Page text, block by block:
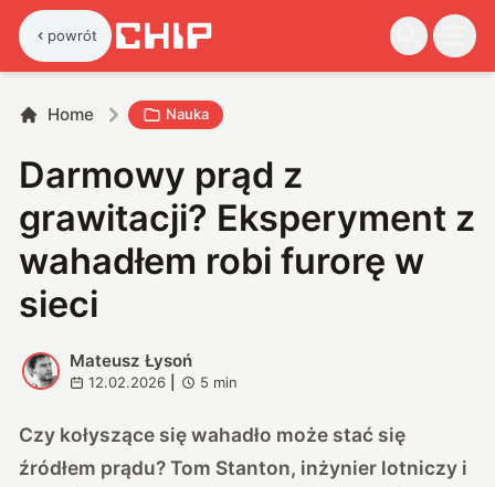
powrót
Home Nauka
Darmowy prąd z
grawitacji? Eksperyment z
wahadłem robi furorę w
sieci
M
Mateusz Łysoń
12.02.2026 5 min
Czy kołyszące się wahadło może stać się
źródłem prądu? Tom Stanton, inżynier lotniczy i